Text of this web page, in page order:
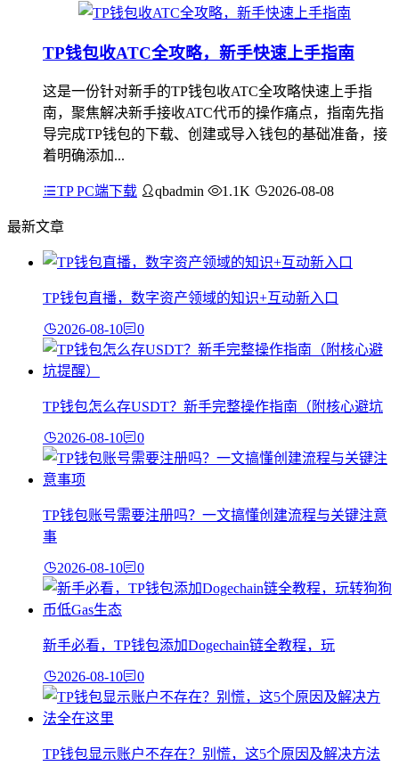
TP钱包收ATC全攻略，新手快速上手指南
这是一份针对新手的TP钱包收ATC全攻略快速上手指
南，聚焦解决新手接收ATC代币的操作痛点，指南先指
导完成TP钱包的下载、创建或导入钱包的基础准备，接
着明确添加...
TP PC端下载 qbadmin 1.1K 2026-08-08
最新文章
TP钱包直播，数字资产领域的知识+互动新入口
2026-08-10 0
TP钱包怎么存USDT？新手完整操作指南（附核心避坑
2026-08-10 0
TP钱包账号需要注册吗？一文搞懂创建流程与关键注意
事
2026-08-10 0
新手必看，TP钱包添加Dogechain链全教程，玩
2026-08-10 0
TP钱包显示账户不存在？别慌，这5个原因及解决方法